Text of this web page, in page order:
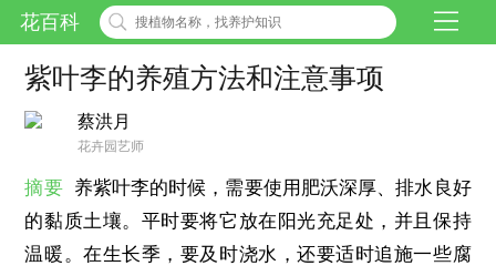
花百科
紫叶李的养殖方法和注意事项
蔡洪月
花卉园艺师
摘要 养紫叶李的时候，需要使用肥沃深厚、排水良好
的黏质土壤。平时要将它放在阳光充足处，并且保持
温暖。在生长季，要及时浇水，还要适时追施一些腐